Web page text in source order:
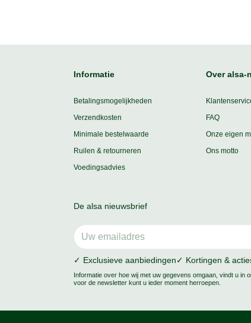
Informatie
Betalingsmogelijkheden
Verzendkosten
Minimale bestelwaarde
Ruilen & retourneren
Voedingsadvies
Over alsa-
FAQ
Onze eigen
Ons motto
De alsa nieuwsbrief
✓ Exclusieve aanbiedingen✓ Kortingen &
Informatie over hoe wij met uw gegevens omgaan, vindt u in
voor de newsletter kunt u ieder moment herroepen.